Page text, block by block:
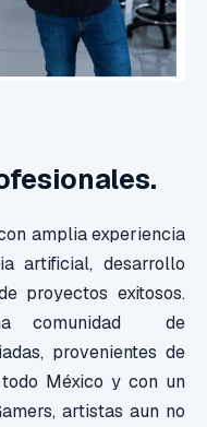
amplia experiencia
artificial, desarrollo
proyectos exitosos.
comunidad de
provenientes de
México y con un
artistas aun no